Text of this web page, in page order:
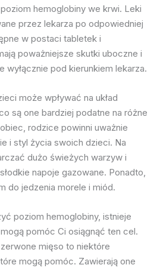
hemoglobiny we krwi. Leki
przez lekarza po odpowiedniej
w postaci tabletek i
poważniejsze skutki uboczne i
wyłącznie pod kierunkiem lekarza.
może wpływać na układ
są one bardziej podatne na różne
rodzice powinni uważnie
i styl życia swoich dzieci. Na
dużo świeżych warzyw i
napoje gazowane. Ponadto,
do jedzenia morele i miód.
poziom hemoglobiny, istnieje
pomóc Ci osiągnąć ten cel.
mięso to niektóre
mogą pomóc. Zawierają one